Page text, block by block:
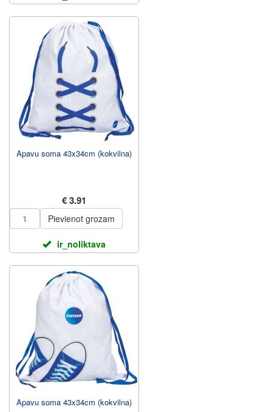
Apavu soma 43x34cm (kokvilna)
€ 3.91
Pievienot grozam
ir_noliktava
Apavu soma 43x34cm (kokvilna)